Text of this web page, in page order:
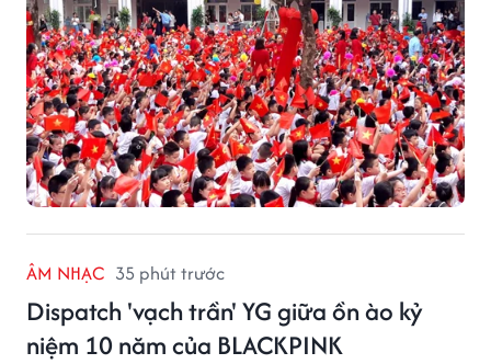
ÂM NHẠC 35 phút trước
Dispatch 'vạch trần' YG giữa ồn ào kỷ
niệm 10 năm của BLACKPINK